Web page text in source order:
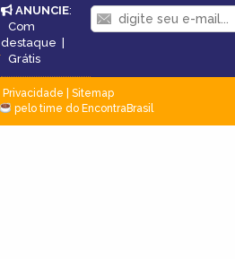
ANUNCIE:
Com
destaque
Grátis
Privacidade
Sitemap
pelo time do EncontraBrasil